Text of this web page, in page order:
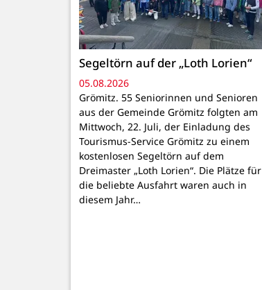
Segeltörn auf der „Loth Lorien“
05.08.2026
Grömitz. 55 Seniorinnen und Senioren
aus der Gemeinde Grömitz folgten am
Mittwoch, 22. Juli, der Einladung des
Tourismus-Service Grömitz zu einem
kostenlosen Segeltörn auf dem
Dreimaster „Loth Lorien“. Die Plätze für
die beliebte Ausfahrt waren auch in
diesem Jahr…